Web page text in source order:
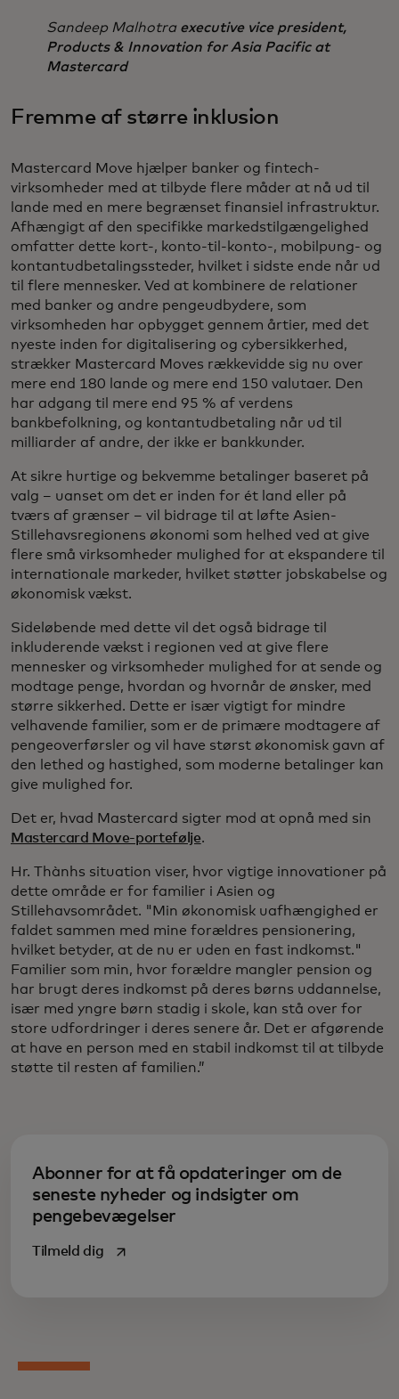
Sandeep Malhotra executive vice president,
Products & Innovation for Asia Pacific at
Mastercard
Fremme af større inklusion
Mastercard Move hjælper banker og fintech-
virksomheder med at tilbyde flere måder at nå ud til
lande med en mere begrænset finansiel infrastruktur.
Afhængigt af den specifikke markedstilgængelighed
omfatter dette kort-, konto-til-konto-, mobilpung- og
kontantudbetalingssteder, hvilket i sidste ende når ud
til flere mennesker. Ved at kombinere de relationer
med banker og andre pengeudbydere, som
virksomheden har opbygget gennem årtier, med det
nyeste inden for digitalisering og cybersikkerhed,
strækker Mastercard Moves rækkevidde sig nu over
mere end 180 lande og mere end 150 valutaer. Den
har adgang til mere end 95 % af verdens
bankbefolkning, og kontantudbetaling når ud til
milliarder af andre, der ikke er bankkunder.
At sikre hurtige og bekvemme betalinger baseret på
valg – uanset om det er inden for ét land eller på
tværs af grænser – vil bidrage til at løfte Asien-
Stillehavsregionens økonomi som helhed ved at give
flere små virksomheder mulighed for at ekspandere til
internationale markeder, hvilket støtter jobskabelse og
økonomisk vækst.
Sideløbende med dette vil det også bidrage til
inkluderende vækst i regionen ved at give flere
mennesker og virksomheder mulighed for at sende og
modtage penge, hvordan og hvornår de ønsker, med
større sikkerhed. Dette er især vigtigt for mindre
velhavende familier, som er de primære modtagere af
pengeoverførsler og vil have størst økonomisk gavn af
den lethed og hastighed, som moderne betalinger kan
give mulighed for.
Det er, hvad Mastercard sigter mod at opnå med sin
Mastercard Move-portefølje.
Hr. Thànhs situation viser, hvor vigtige innovationer på
dette område er for familier i Asien og
Stillehavsområdet. "Min økonomisk uafhængighed er
faldet sammen med mine forældres pensionering,
hvilket betyder, at de nu er uden en fast indkomst."
Familier som min, hvor forældre mangler pension og
har brugt deres indkomst på deres børns uddannelse,
især med yngre børn stadig i skole, kan stå over for
store udfordringer i deres senere år. Det er afgørende
at have en person med en stabil indkomst til at tilbyde
støtte til resten af familien.”
Abonner for at få opdateringer om de
seneste nyheder og indsigter om
pengebevægelser
Tilmeld digopens in a new tab